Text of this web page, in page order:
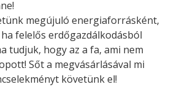
megújuló energiaforrásként,
felelős erdőgazdálkodásból
tudjuk, hogy az a fa, ami nem
Sőt a megvásárlásával mi
követünk el!